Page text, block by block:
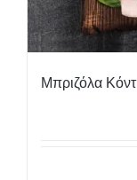
Μπριζόλα